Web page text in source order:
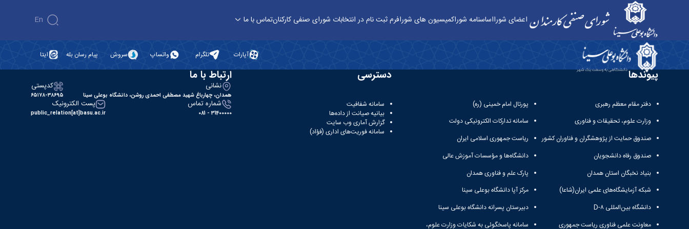
اعضای شورااساسنامه شوراکمیسیون های شورافرم‌ ثبت نام در انتخابات شورای صنفی کارکنانتماس با ما En
نشانی و نقشه - شورای صنفی کارکنان دانشگاه بوعلی سینا آپارات تلگرام واتساپ سروش پیام رسان بله ایتا
پیوندها
دفتر مقام معظم رهبری
وزارت علوم، تحقیقات و فناوری
صندوق حمایت از پژوهشگران و فناوران کشور
صندوق رفاه دانشجویان
بنیاد نخبگان استان همدان
شبکه آزمایشگاه‌های علمی ایران(شاعا)
دانشگاه بین‌المللی D-۸
معاونت علمی فناوری ریاست جمهوری
پورتال امام خمینی (ره)
سامانه تدارکات الکترونیکی دولت
ریاست جمهوری اسلامی ایران
دانشگاه‌ها و مؤسسات آموزش عالی
پارک علم و فناوری همدان
مرکز آپا دانشگاه بوعلی سینا
دبیرستان پسرانه دانشگاه بوعلی سینا
سامانه پاسخگوئی به شکایات وزارت علوم،
دسترسی
سامانه شفافیت
بیانیه صیانت از داده‌ها
گزارش آماری وب‌ سایت
سامانه فوریت‌های اداری (فؤاد)
ارتباط با ما
نشانی
همدان، چهارباغ شهید مصطفی احمدی روشن، دانشگاه بوعلی سینا
کدپستی
۶۵۱۷۸-۳۸۶۹۵
شماره تماس
31400000 - 081
پست الکترونیک
public_relation[at]basu.ac.ir